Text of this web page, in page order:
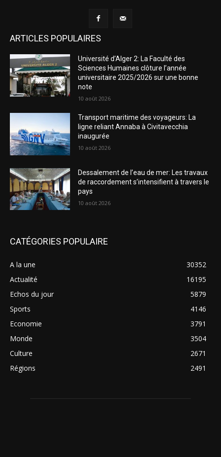
ARTICLES POPULAIRES
Université d’Alger 2: La Faculté des
Sciences Humaines clôture l’année
universitaire 2025/2026 sur une bonne
note
10 août 2026
Transport maritime des voyageurs: La
ligne reliant Annaba à Civitavecchia
inaugurée
10 août 2026
Dessalement de l’eau de mer: Les travaux
de raccordement s’intensifient à travers le
pays
10 août 2026
CATÉGORIES POPULAIRE
A la une
30352
Actualité
16195
Echos du jour
5879
Sports
4146
Economie
3791
Monde
3504
Culture
2671
Régions
2491